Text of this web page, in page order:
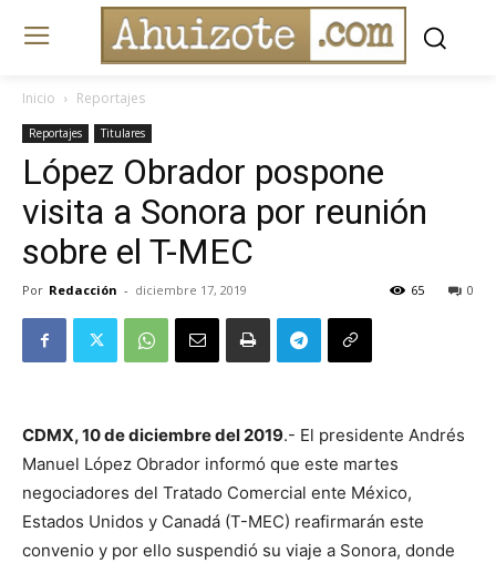
Inicio Reportajes
Reportajes Titulares
López Obrador pospone
visita a Sonora por reunión
sobre el T-MEC
Por Redacción - diciembre 17, 2019 0
65
CDMX, 10 de diciembre del 2019.- El presidente Andrés
Manuel López Obrador informó que este martes
negociadores del Tratado Comercial ente México,
Estados Unidos y Canadá (T-MEC) reafirmarán este
convenio y por ello suspendió su viaje a Sonora, donde